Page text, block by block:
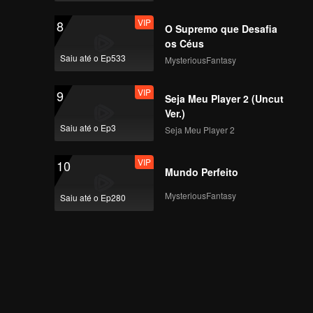
8
Saiu até o Ep533
VIP
O Supremo que Desafia
os Céus
MysteriousFantasy
9
Saiu até o Ep3
VIP
Seja Meu Player 2 (Uncut
Ver.)
Seja Meu Player 2
10
Saiu até o Ep280
VIP
Mundo Perfeito
MysteriousFantasy